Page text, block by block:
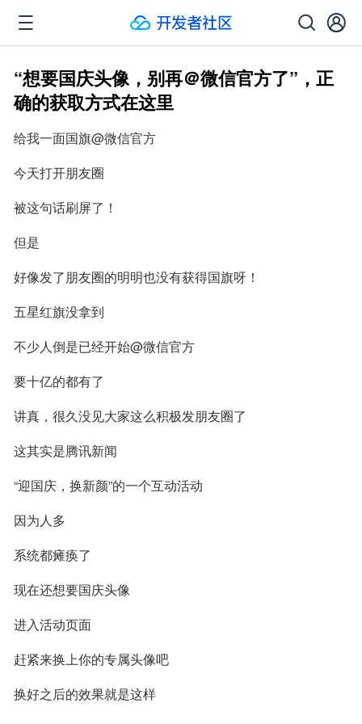
“想要国庆头像，别再＠微信官方了”，正
确的获取方式在这里
给我一面国旗@微信官方
今天打开朋友圈
被这句话刷屏了！
但是
好像发了朋友圈的明明也没有获得国旗呀！
五星红旗没拿到
不少人倒是已经开始@微信官方
要十亿的都有了
讲真，很久没见大家这么积极发朋友圈了
这其实是腾讯新闻
“迎国庆，换新颜”的一个互动活动
因为人多
系统都瘫痪了
现在还想要国庆头像
进入活动页面
赶紧来换上你的专属头像吧
换好之后的效果就是这样